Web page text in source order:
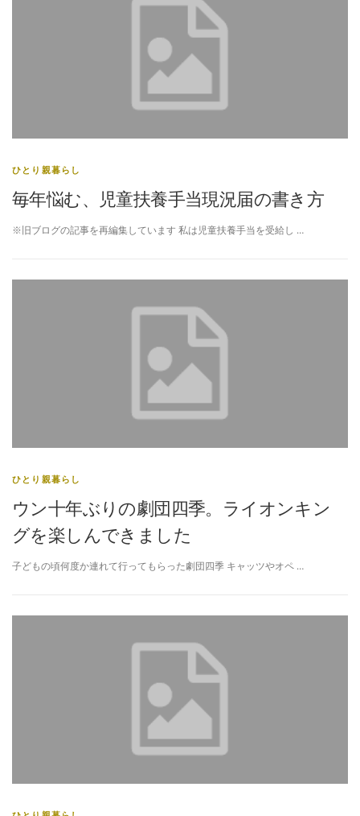
ひとり親暮らし
毎年悩む、児童扶養手当現況届の書き方
※旧ブログの記事を再編集しています 私は児童扶養手当を受給し …
ひとり親暮らし
ウン十年ぶりの劇団四季。ライオンキン
グを楽しんできました
子どもの頃何度か連れて行ってもらった劇団四季 キャッツやオペ …